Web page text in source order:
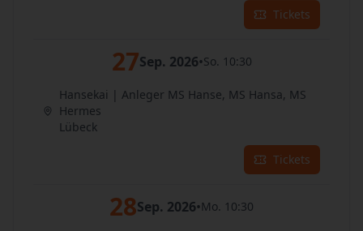
Tickets
27Sep. 2026•So. 10:30
Hansekai | Anleger MS Hanse, MS Hansa, MS
Hermes
Lübeck
Tickets
28Sep. 2026•Mo. 10:30